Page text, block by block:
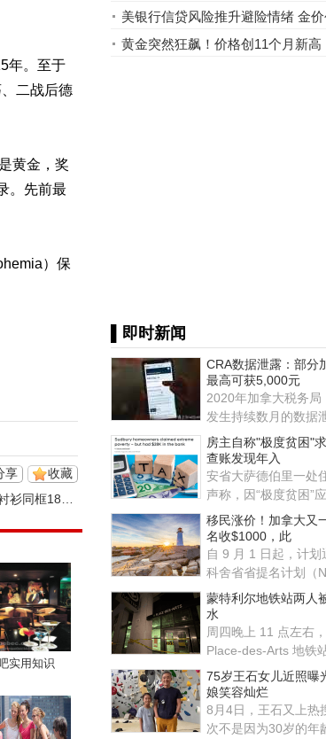
年。至于
二战后德
黄金，奖
。先前最
）保
收藏
享
岁女儿像姐妹
实用知识
6600根金条
美银行信贷风险推升避险情绪 金
黄金突然狂飙！价格创11个月新高
▌即时新闻
CRA数据泄露：部分
最高可获5,000元
2020年加拿大税务局
发生持续数月的数据
件，导致数千名加拿
人信
房主自称"极度贫困"
查账发现年入
安省大萨德伯里一处
声称，因“极度贫困”
地税。安省评估复核
移民涨价！加拿大又
名收$1000，此
自 9 月 1 日起，计划
科舍省省提名计划（
作类别申请移民的外
蒙特利尔地铁站两人
水
周四晚上 11 点左右
Place-des-Arts 地铁
起肢体冲突，事件升
75岁王石女儿近照曝
娘笑容灿烂
8月4日，王石又上热
次不是因为30岁的年